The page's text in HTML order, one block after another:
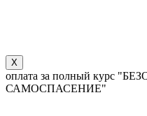
X
оплата за полный курс
САМОСПАСЕНИЕ"